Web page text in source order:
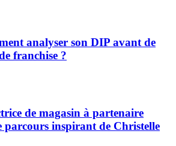
analyser son DIP avant de
franchise ?
de magasin à partenaire
parcours inspirant de Christelle